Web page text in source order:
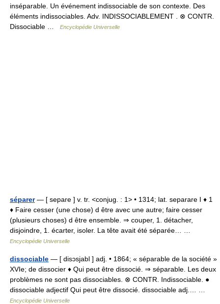
inséparable. Un événement indissociable de son contexte. Des
éléments indissociables. Adv. INDISSOCIABLEMENT . ⊗ CONTR.
Dissociable …
Encyclopédie Universelle
séparer— [ separe ] v. tr. <conjug. : 1> • 1314; lat. separare I ♦ 1
♦ Faire cesser (une chose) d être avec une autre; faire cesser
(plusieurs choses) d être ensemble. ⇒ couper, 1. détacher,
disjoindre, 1. écarter, isoler. La tête avait été séparée… …
Encyclopédie Universelle
dissociable — [ disɔsjabl ] adj. • 1864; « séparable de la société »
XVIe; de dissocier ♦ Qui peut être dissocié. ⇒ séparable. Les deux
problèmes ne sont pas dissociables. ⊗ CONTR. Indissociable. ●
dissociable adjectif Qui peut être dissocié. dissociable adj.… …
Encyclopédie Universelle